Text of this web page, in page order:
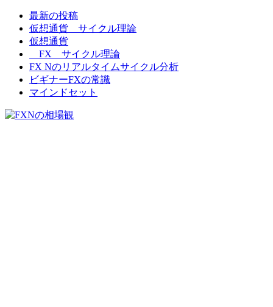
FXNの相場観
最新の投稿
仮想通貨 サイクル理論
仮想通貨
FX サイクル理論
FX Nのリアルタイムサイクル分析
ビギナーFXの常識
マインドセット